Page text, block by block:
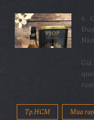
6
Tp.HCM
Mua